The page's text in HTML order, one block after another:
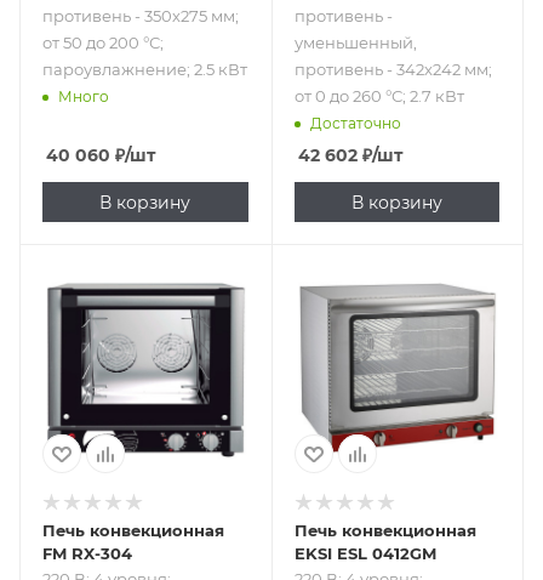
противень - 350х275 мм;
от 50 до 200 °С;
пароувлажнение; 2.5 кВт
Много
40 060 ₽/шт
В корзину
противень -
уменьшенный,
противень - 342x242 мм;
от 0 до 260 °С; 2.7 кВт
Достаточно
42 602₽/шт
В корзину
220 В; 4 уровня;
противень -
уменьшенный,
противень -
430х340 мм; от 50
до 250 °С; 3.1 кВт
Печь конвекционная
FM RX-304
220 В; 4 уровня;
противень -
уменьшенный,
противень -
460x330 мм; от 65
до 260 °С;
пароувлажнение;
Печь конвекционная
EKSI ESL 0412GM